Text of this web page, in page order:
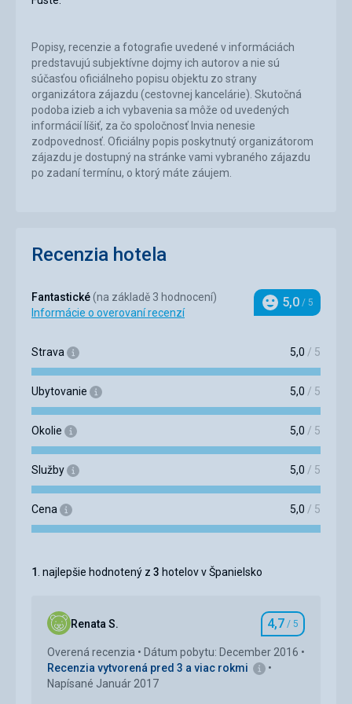
Popisy, recenzie a fotografie uvedené v informáciách
predstavujú subjektívne dojmy ich autorov a nie sú
súčasťou oficiálneho popisu objektu zo strany
organizátora zájazdu (cestovnej kancelárie). Skutočná
podoba izieb a ich vybavenia sa môže od uvedených
informácií líšiť, za čo spoločnosť Invia nenesie
zodpovednosť. Oficiálny popis poskytnutý organizátorom
zájazdu je dostupný na stránke vami vybraného zájazdu
po zadaní termínu, o ktorý máte záujem.
Recenzia hotela
Fantastické (na základě 3 hodnocení)
Informácie o overovaní recenzí
Hodnotenie
5,0 / 5
Strava 5,0 / 5
Ubytovanie 5,0 / 5
Okolie 5,0 / 5
Služby 5,0 / 5
Cena 5,0 / 5
1 . najlepšie hodnotený z 3 hotelov v Španielsko
Renata S. Hodnotenie
4,7 / 5
Overená recenzia
Dátum pobytu: December 2016
Recenzia vytvorená pred 3 a viac rokmi
Napísané Január 2017